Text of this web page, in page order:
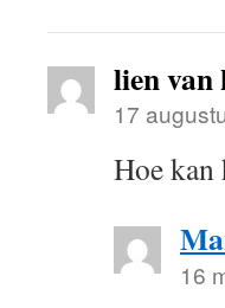
lien
17
Hoe
16